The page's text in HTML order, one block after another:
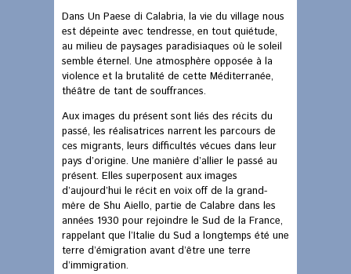
Dans Un Paese di Calabria, la vie du village nous
est dépeinte avec tendresse, en tout quiétude,
au milieu de paysages paradisiaques où le soleil
semble éternel. Une atmosphère opposée à la
violence et la brutalité de cette Méditerranée,
théâtre de tant de souffrances.
Aux images du présent sont liés des récits du
passé, les réalisatrices narrent les parcours de
ces migrants, leurs difficultés vécues dans leur
pays d’origine. Une manière d’allier le passé au
présent. Elles superposent aux images
d’aujourd’hui le récit en voix off de la grand-
mère de Shu Aiello, partie de Calabre dans les
années 1930 pour rejoindre le Sud de la France,
rappelant que l’Italie du Sud a longtemps été une
terre d’émigration avant d’être une terre
d’immigration.